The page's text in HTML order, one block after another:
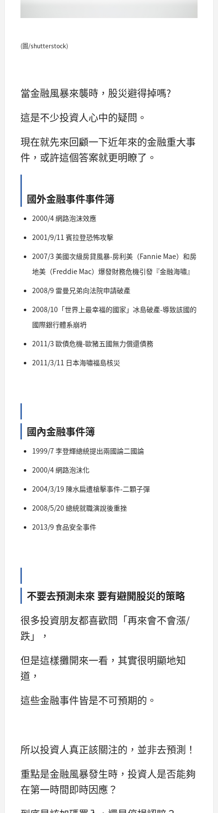
(圖/shutterstock)
當金融風暴來襲時，股災避得掉嗎?
這是不少投資人心中的疑問。
現在就先來回顧一下近年來的金融重大事
件，或許這個答案就更明瞭了。
國外金融事件事件簿
2000/4 網路泡沫效應
2001/9/11 賓拉登恐怖攻擊
2007/3 美國次級房貸風暴-房利美（Fannie Mae）和房
地美（Freddie Mac）爆發財務危機引發『金融海嘯』
2008/9 雷曼兄弟向法院申請破產
2008/10「世界上最幸福的國家」冰島破產-導致該國的
國際銀行體系崩坍
2011/3 歐債危機-歐豬五國無力償還債務
2011/3/11 日本海嘯福島核災
國內金融事件簿
1999/7 李登輝總統提出兩國論二國論
2000/4 網路泡沬化
2004/3/19 陳水扁遭槍擊事件-二顆子彈
2008/5/20 總統就職演說後重挫
2013/9 食品安全事件
不要去預測未來 要有避開股災的策略
很多投資朋友都喜歡問「再來會不會漲/
跌」，
但是這樣攤開來一看，其實很明顯地知
道，
這些金融事件皆是不可預期的。
所以投資人真正該關注的，並非去預測！
重點是金融風暴發生時，投資人是否能夠
在第一時間即時因應？